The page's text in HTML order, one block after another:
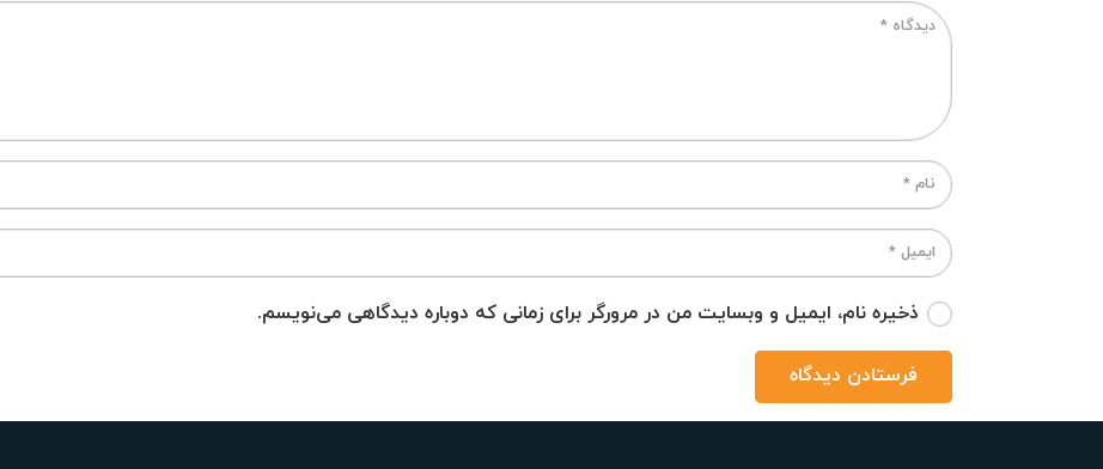
ذخیره نام، ایمیل و وبسایت من در مرورگر برای زمانی که دوباره دیدگاهی می‌نویسم.
فرستادن دیدگاه